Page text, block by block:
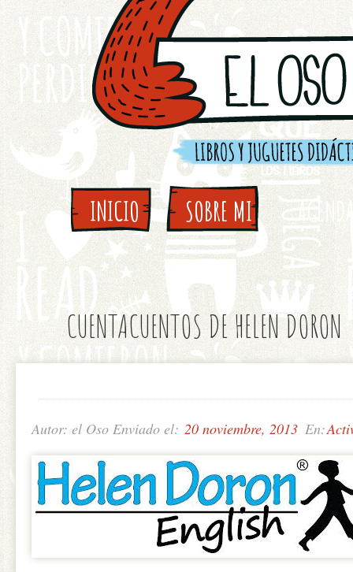
INICIO SOBRE MI
CUENTACUENTOS DE HELEN DORON
Autor: el Oso Enviado el: 20 noviembre, 2013 En: